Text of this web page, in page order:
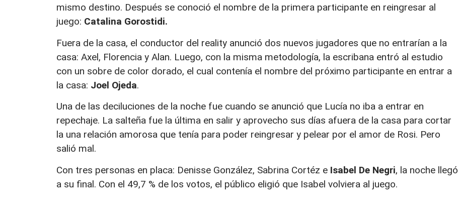
mismo destino. Después se conoció el nombre de la primera participante en reingresar al
juego: Catalina Gorostidi.
Fuera de la casa, el conductor del reality anunció dos nuevos jugadores que no entrarían a la
casa: Axel, Florencia y Alan. Luego, con la misma metodología, la escribana entró al estudio
con un sobre de color dorado, el cual contenía el nombre del próximo participante en entrar a
la casa: Joel Ojeda.
Una de las deciluciones de la noche fue cuando se anunció que Lucía no iba a entrar en
repechaje. La salteña fue la última en salir y aprovecho sus días afuera de la casa para cortar
la una relación amorosa que tenía para poder reingresar y pelear por el amor de Rosi. Pero
salió mal.
Con tres personas en placa: Denisse González, Sabrina Cortéz e Isabel De Negri, la noche llegó
a su final. Con el 49,7 % de los votos, el público eligió que Isabel volviera al juego.